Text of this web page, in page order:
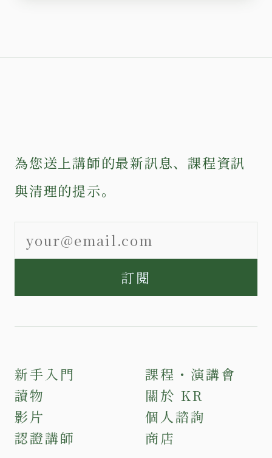
為您送上講師的最新訊息、課程資訊
與清理的提示。
訂閱
新手入門
讀物
影片
認證講師
課程・演講會
關於 KR
個人諮詢
商店